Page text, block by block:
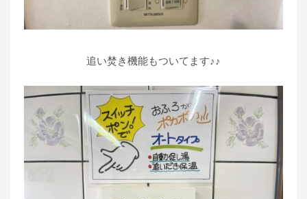
追い焚き機能もついてます♪♪